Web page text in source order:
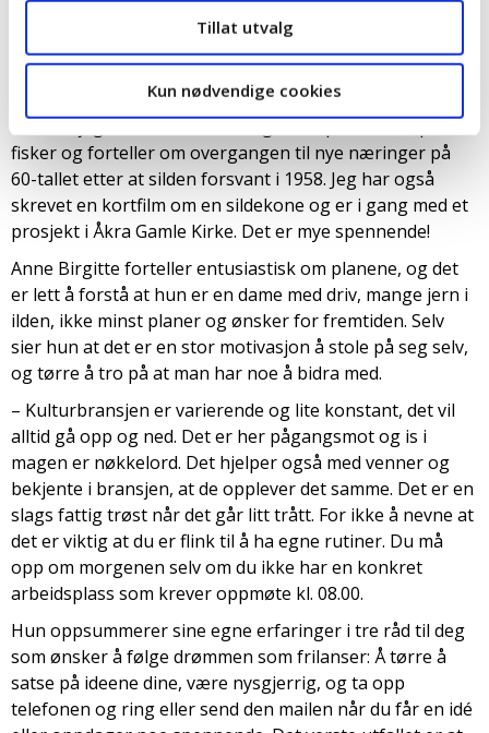
Tillat utvalg
Kun nødvendige cookies
i å fortelle historien om storhetstiden med det store
sildefisket i Åkrehamn, frem til 1950-tallet. I fjor sommer
utvidet jeg med enda et nytt prosjekt, nemlig en
teatervandring ombord i en vernet treskøyte fra 1961.
Her har jeg fått med en mannlig skuespiller som spiller
fisker og forteller om overgangen til nye næringer på
60-tallet etter at silden forsvant i 1958. Jeg har også
skrevet en kortfilm om en sildekone og er i gang med et
prosjekt i Åkra Gamle Kirke. Det er mye spennende!
Anne Birgitte forteller entusiastisk om planene, og det
er lett å forstå at hun er en dame med driv, mange jern i
ilden, ikke minst planer og ønsker for fremtiden. Selv
sier hun at det er en stor motivasjon å stole på seg selv,
og tørre å tro på at man har noe å bidra med.
– Kulturbransjen er varierende og lite konstant, det vil
alltid gå opp og ned. Det er her pågangsmot og is i
magen er nøkkelord. Det hjelper også med venner og
bekjente i bransjen, at de opplever det samme. Det er en
slags fattig trøst når det går litt trått. For ikke å nevne at
det er viktig at du er flink til å ha egne rutiner. Du må
opp om morgenen selv om du ikke har en konkret
arbeidsplass som krever oppmøte kl. 08.00.
Hun oppsummerer sine egne erfaringer i tre råd til deg
som ønsker å følge drømmen som frilanser: Å tørre å
satse på ideene dine, være nysgjerrig, og ta opp
telefonen og ring eller send den mailen når du får en idé